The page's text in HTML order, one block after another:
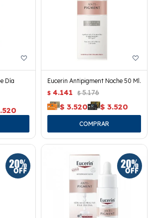
Día
Eucerin Antipigment Noche 50 Ml.
$ 4.141 $ 5.176
$ 3.520 $ 3.520